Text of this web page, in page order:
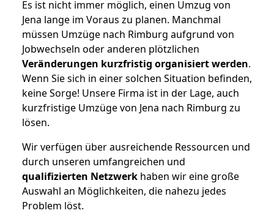
Es ist nicht immer möglich, einen Umzug von
Jena lange im Voraus zu planen. Manchmal
müssen Umzüge nach Rimburg aufgrund von
Jobwechseln oder anderen plötzlichen
Veränderungen kurzfristig organisiert werden.
Wenn Sie sich in einer solchen Situation befinden,
keine Sorge! Unsere Firma ist in der Lage, auch
kurzfristige Umzüge von Jena nach Rimburg zu
lösen.
Wir verfügen über ausreichende Ressourcen und
durch unseren umfangreichen und
qualifizierten Netzwerk haben wir eine große
Auswahl an Möglichkeiten, die nahezu jedes
Problem löst.